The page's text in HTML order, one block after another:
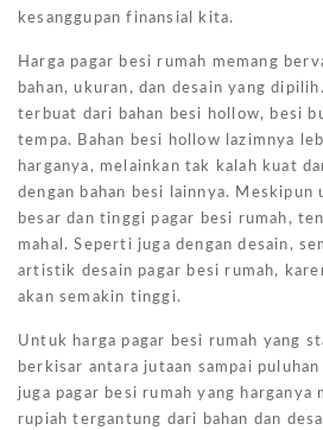
kesanggupan finansial kita.
Harga pagar besi rumah memang
bahan, ukuran, dan desain yang
terbuat dari bahan besi hollow, besi
tempa. Bahan besi hollow lazimnya
harganya, melainkan tak kalah kuat
dengan bahan besi lainnya. Meskipun
besar dan tinggi pagar besi rumah,
mahal. Seperti juga dengan desain,
artistik desain pagar besi rumah,
akan semakin tinggi.
Untuk harga pagar besi rumah yang
berkisar antara jutaan sampai
juga pagar besi rumah yang harganya
rupiah tergantung dari bahan dan